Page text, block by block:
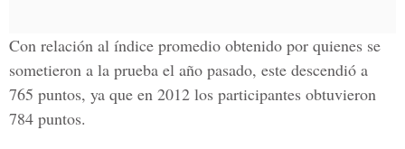
Con relación al índice promedio obtenido por quienes se
sometieron a la prueba el año pasado, este descendió a
765 puntos, ya que en 2012 los participantes obtuvieron
784 puntos.